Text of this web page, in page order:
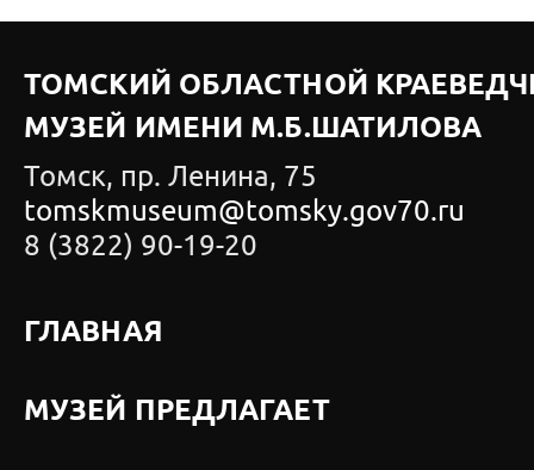
ТОМСКИЙ ОБЛАСТНОЙ
МУЗЕЙ ИМЕНИ М.Б.ШАТИЛОВА
Томск, пр. Ленина, 75
tomskmuseum@tomsky.gov70.ru
8 (3822) 90-19-20
ГЛАВНАЯ
МУЗЕЙ ПРЕДЛАГАЕТ